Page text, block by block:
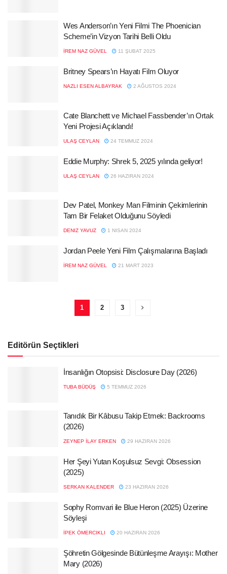
Wes Anderson’ın Yeni Filmi The Phoenician
Scheme’in Vizyon Tarihi Belli Oldu
İREM NAZ GÜVEL 11 ŞUBAT 2025
Britney Spears’ın Hayatı Film Oluyor
NAZLI ESEN ALBAYRAK 2 AĞUSTOS 2024
Cate Blanchett ve Michael Fassbender’ın Ortak
Yeni Projesi Açıklandı!
ULAŞ CEYLAN 24 TEMMUZ 2024
Eddie Murphy: Shrek 5, 2025 yılında geliyor!
ULAŞ CEYLAN 26 HAZIRAN 2024
Dev Patel, Monkey Man Filminin Çekimlerinin
Tam Bir Felaket Olduğunu Söyledi
DENIZ YAVUZ 1 NISAN 2024
Jordan Peele Yeni Film Çalışmalarına Başladı
İREM NAZ GÜVEL 21 MART 2023
1 2 3
Editörün Seçtikleri
İnsanlığın Otopsisi: Disclosure Day (2026)
TUBA BÜDÜŞ 5 TEMMUZ 2026
Tanıdık Bir Kâbusu Takip Etmek: Backrooms
(2026)
ZEYNEP İLAY ERKEN 29 HAZIRAN 2026
Her Şeyi Yutan Koşulsuz Sevgi: Obsession
(2025)
SERKAN KALENDER 23 HAZIRAN 2026
Sophy Romvari ile Blue Heron (2025) Üzerine
Söyleşi
İPEK ÖMERCIKLI 20 HAZIRAN 2026
Şöhretin Gölgesinde Bütünleşme Arayışı: Mother
Mary (2026)